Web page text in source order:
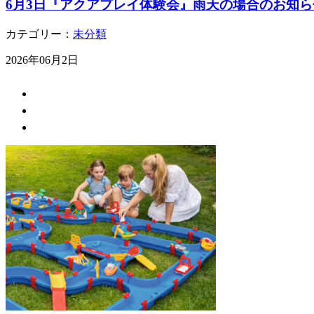
6月3日『アクアプレイ体験会』雨天の場合のお知
カテゴリー： 未分類
2026年06月2日